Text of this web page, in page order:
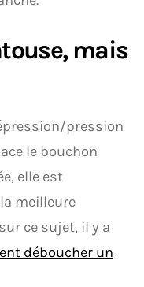
mais
pression
le bouchon
elle est
meilleure
ce sujet, il y a
déboucher un